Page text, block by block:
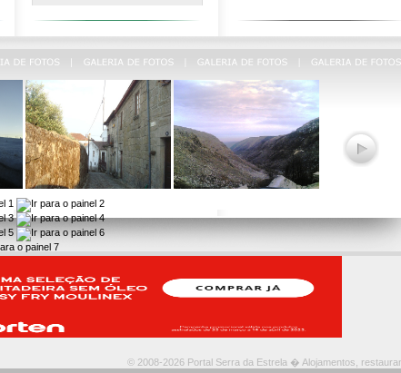
© 2008-2026 Portal Serra da Estrela � Alojamentos,